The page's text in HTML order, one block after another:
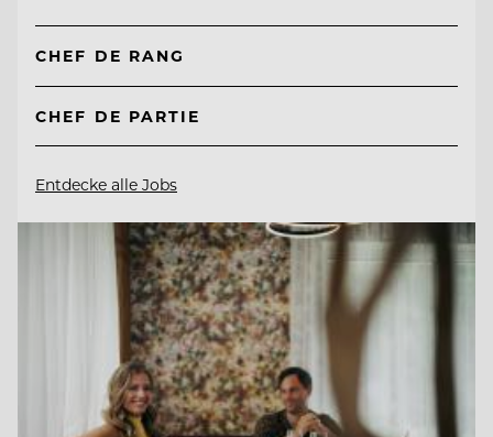
CHEF DE RANG
CHEF DE PARTIE
Entdecke alle Jobs